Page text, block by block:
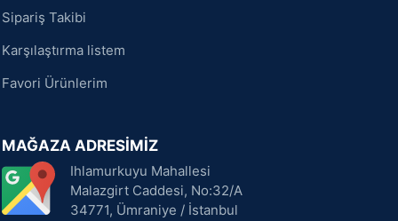
Sipariş Takibi
Karşılaştırma listem
Favori Ürünlerim
MAĞAZA ADRESİMİZ
Ihlamurkuyu Mahallesi
Malazgirt Caddesi, No:32/A
34771, Ümraniye / İstanbul